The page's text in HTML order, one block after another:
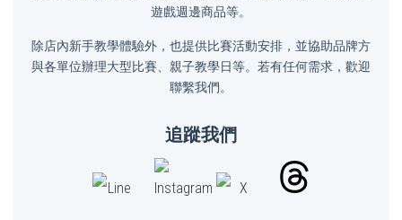
遊戲週邊商品等。
除店內新手教學體驗外，也提供比賽活動安排，並協助品牌方
與各單位辦理大型比賽、親子教學日等。若有任何需求，歡迎
聯繫我們。
追蹤我們